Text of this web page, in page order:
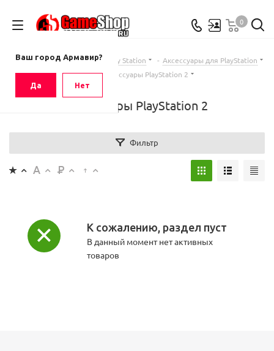
Ваш город Армавир?
Да Нет
0
Главная - Каталог - Sony Play Station - Аксессуары для PlayStation
- Аксессуары PlayStation 2
Аксессуары PlayStation 2
Фильтр
К сожалению, раздел пуст
В данный момент нет активных
товаров